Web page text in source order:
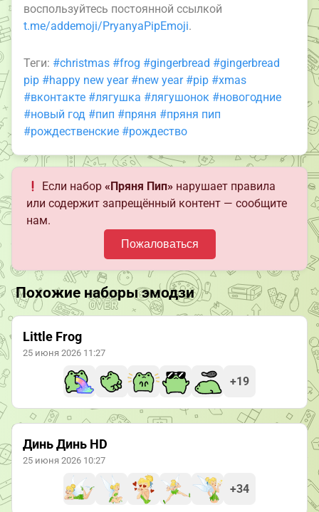
воспользуйтесь постоянной ссылкой
t.me/addemoji/PryanyaPipEmoji.
Теги: #christmas #frog #gingerbread #gingerbread
pip #happy new year #new year #pip #xmas
#вконтакте #лягушка #лягушонок #новогодние
#новый год #пип #пряня #пряня пип
#рождественские #рождество
Если набор«Пряня Пип» нарушает правила
или содержит запрещённый контент — сообщите
нам.
Пожаловаться
Похожие наборы эмодзи
Little Frog
25 июня 2026 11:27
+19
Динь Динь HD
25 июня 2026 10:27
+34